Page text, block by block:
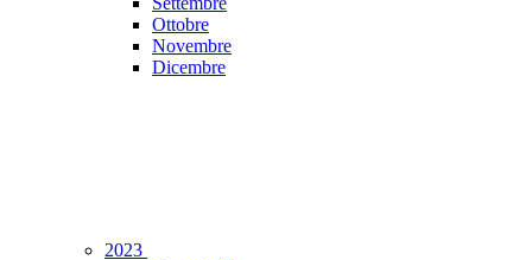
Ottobre
Novembre
Dicembre
2023